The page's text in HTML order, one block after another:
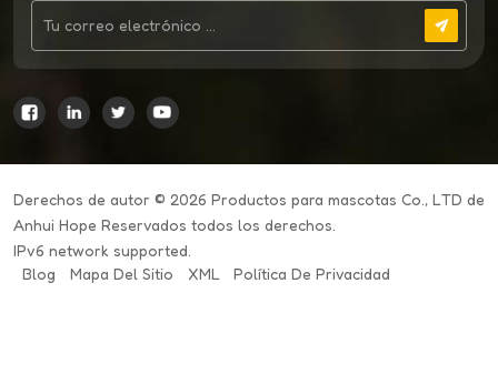
Derechos de autor © 2026 Productos para mascotas Co., LTD de
Anhui Hope Reservados todos los derechos.
IPv6 network supported.
Blog
Mapa Del Sitio XML Política De Privacidad